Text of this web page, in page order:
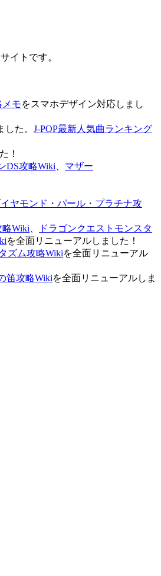
イトです。
メモをスマホデザイン対応しまし
た。 J-POP最新人気曲ランキング
！
DS攻略Wiki
マザー
ヤモンド・パール・プラチナ攻
略Wiki
ドラゴンクエストモンスタ
を全面リニューアルしました！
ズム攻略Wikiを全面リニューアル
笛攻略Wikiを全面リニューアルしま